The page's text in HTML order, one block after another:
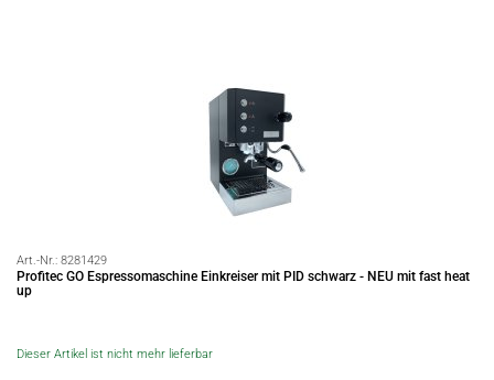
Art.-Nr.: 8281429
Profitec GO Espressomaschine Einkreiser mit PID schwarz - NEU mit fast heat
up
Dieser Artikel ist nicht mehr lieferbar